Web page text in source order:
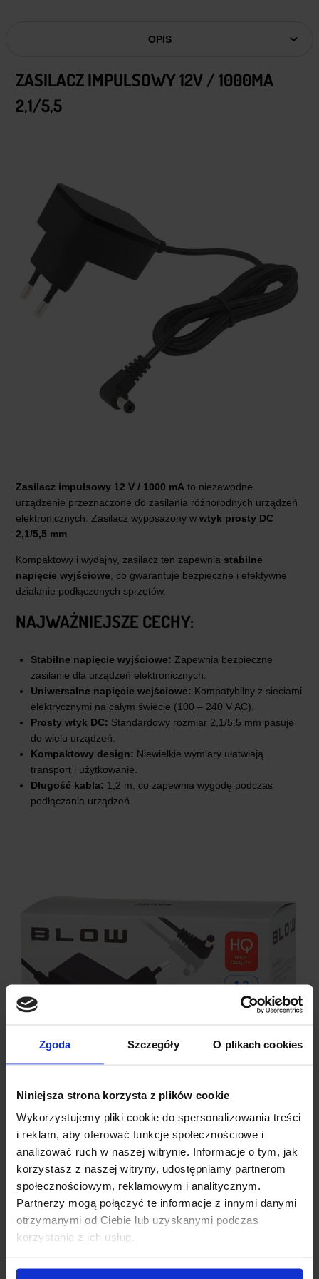
Zgoda Szczegóły O plikach cookies
Niniejsza strona korzysta z plików cookie
Wykorzystujemy pliki cookie do spersonalizowania treści
i reklam, aby oferować funkcje społecznościowe i
analizować ruch w naszej witrynie. Informacje o tym, jak
korzystasz z naszej witryny, udostępniamy partnerom
społecznościowym, reklamowym i analitycznym.
Partnerzy mogą połączyć te informacje z innymi danymi
otrzymanymi od Ciebie lub uzyskanymi podczas
korzystania z ich usług.
OPIS
ZASILACZ IMPULSOWY 12V / 1000MA
2,1/5,5
Zasilacz impulsowy 12 V / 1000 mA to niezawodne
urządzenie przeznaczone do zasilania różnorodnych urządzeń
elektronicznych. Zasilacz wyposażony w wtyk prosty DC
2,1/5,5 mm
Kompaktowy i wydajny, zasilacz ten zapewnia stabilne
napięcie wyjściowe , co gwarantuje bezpieczne i efektywne
działanie podłączonych sprzętów.
NAJWAŻNIEJSZE CECHY:
Stabilne napięcie wyjściowe: Zapewnia bezpieczne
zasilanie dla urządzeń elektronicznych.
Uniwersalne napięcie wejściowe: Kompatybilny z sieciami
elektrycznymi na całym świecie (100 – 240 V AC).
Prosty wtyk DC: Standardowy rozmiar 2,1/5,5 mm pasuje
do wielu urządzeń.
Kompaktowy design: Niewielkie wymiary ułatwiają
transport i użytkowanie.
Długość kabla: 1,2 m, co zapewnia wygodę podczas
podłączania urządzeń.
SPECYFIKACJA TECHNICZNA:
Typ:Zasilacz impulsowy
Napięcie wejściowe:100 – 240 V AC, 50/60 Hz
Wtyk:DC 2,1/5,5 mm, prosty